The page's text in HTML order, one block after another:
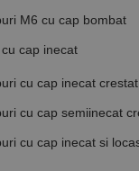
M6 cu cap bombat
cap inecat
cu cap inecat
cu cap semiinecat
cu cap inecat si